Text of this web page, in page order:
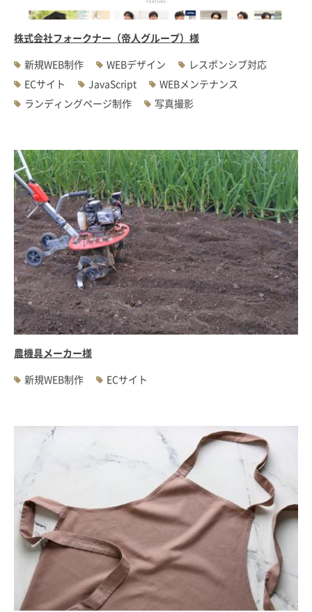
#学校・教育・スクール
株式会社フォークナー（帝人グループ）様
新規WEB制作
WEBデザイン
レスポンシブ対応
ECサイト
JavaScript
WEBメンテナンス
ランディングページ制作
写真撮影
農機具メーカー様
新規WEB制作
ECサイト